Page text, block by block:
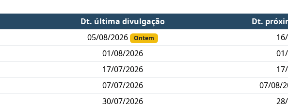
Dt. última divulgação
Dt.
05/08/2026 Ontem
01/08/2026
17/07/2026
07/07/2026
07/08/
30/07/2026